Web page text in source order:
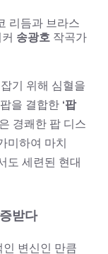
리듬과 브라스
송광호 작곡가
기 위해 심혈을
을 결합한 ‘팝
경쾌한 팝 디스
미하여 마치
도 세련된 현대
받다
변신인 만큼